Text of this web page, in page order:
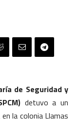
de Seguridad y
detuvo a un
la colonia Llamas